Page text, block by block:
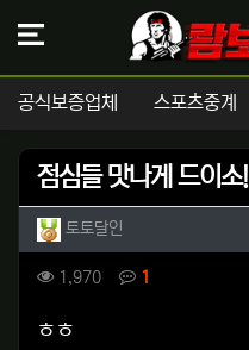
공식보증업체 스포츠중계
점심들 맛나게 드이소!
작성자 정보
토토달인
컨텐츠 정보
1,970조회 1
본문
ㅎㅎ